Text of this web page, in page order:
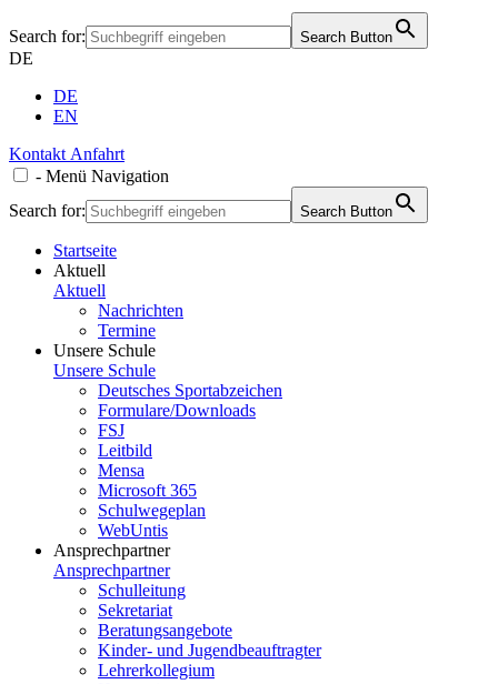
Search for: Search Button
DE
DE
EN
Kontakt Anfahrt
- Menü Navigation
Search for:
Search Button
Startseite
Aktuell
Aktuell
Nachrichten
Termine
Unsere Schule
Unsere Schule
Deutsches Sportabzeichen
Formulare/Downloads
FSJ
Leitbild
Mensa
Microsoft 365
Schulwegeplan
WebUntis
Ansprechpartner
Ansprechpartner
Schulleitung
Sekretariat
Beratungsangebote
Kinder- und Jugendbeauftragter
Lehrerkollegium